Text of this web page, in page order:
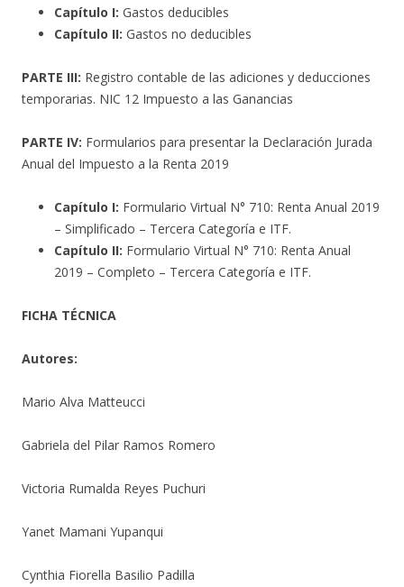
Capítulo I: Gastos deducibles
Capítulo II: Gastos no deducibles
PARTE III: Registro contable de las adiciones y deducciones
temporarias. NIC 12 Impuesto a las Ganancias
PARTE IV: Formularios para presentar la Declaración Jurada
Anual del Impuesto a la Renta 2019
Capítulo I: Formulario Virtual N° 710: Renta Anual 2019
– Simplificado – Tercera Categoría e ITF.
Capítulo II: Formulario Virtual N° 710: Renta Anual
2019 – Completo – Tercera Categoría e ITF.
FICHA TÉCNICA
Autores:
Mario Alva Matteucci
Gabriela del Pilar Ramos Romero
Victoria Rumalda Reyes Puchuri
Yanet Mamani Yupanqui
Cynthia Fiorella Basilio Padilla